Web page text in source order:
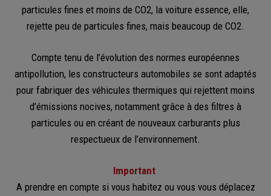
particules fines et moins de CO2, la voiture essence, elle,
rejette peu de particules fines, mais beaucoup de CO2.
Compte tenu de l’évolution des normes européennes
antipollution, les constructeurs automobiles se sont adaptés
pour fabriquer des véhicules thermiques qui rejettent moins
d’émissions nocives, notamment grâce à des filtres à
particules ou en créant de nouveaux carburants plus
respectueux de l’environnement.
Important
A prendre en compte si vous habitez ou vous vous déplacez